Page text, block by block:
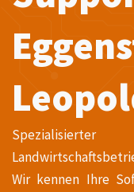
Wir kennen Ihre